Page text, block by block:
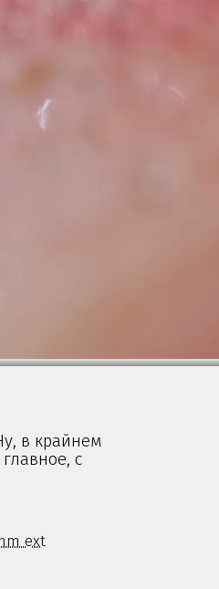
в крайнем
с
ext